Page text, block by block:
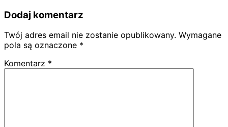
Dodaj komentarz
Twój adres email nie zostanie opublikowany. Wymagane
pola są oznaczone *
Komentarz *